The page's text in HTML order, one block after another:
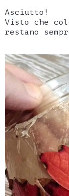
Asciutto!
Visto che
restano